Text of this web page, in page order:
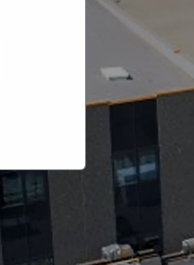
Er
van